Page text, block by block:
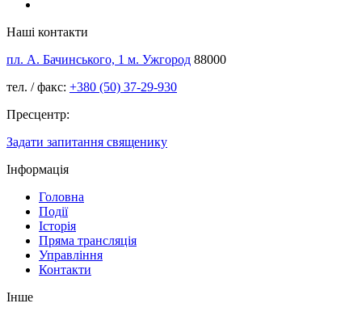
Наші контакти
пл. А. Бачинського, 1 м. Ужгород 88000
тел. / факс: +380 (50) 37-29-930
Пресцентр:
Задати запитання священику
Інформація
Головна
Події
Історія
Пряма трансляція
Управління
Контакти
Інше